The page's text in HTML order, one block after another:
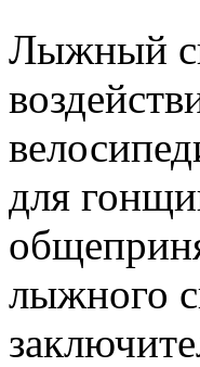
Лыжный
для
лыжного